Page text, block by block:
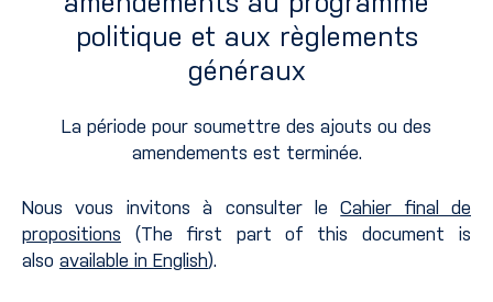
politique et aux règlements
généraux
La période pour soumettre des ajouts ou des
amendements est terminée.
Nous vous invitons à consulter leCahier final de
propositions (The first part of this document is
also available in English).